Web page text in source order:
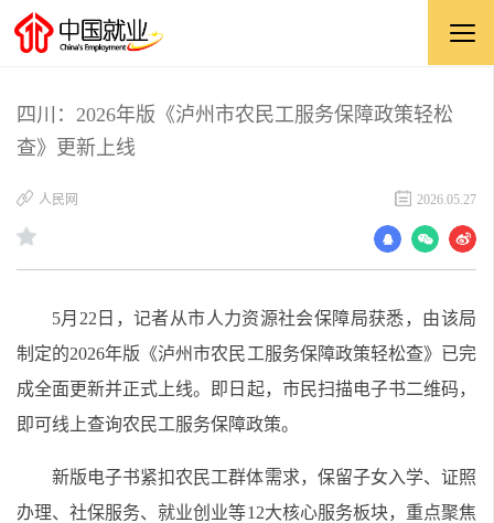
四川：2026年版《泸州市农民工服务保障政策轻松
查》更新上线
​人民网 2026.05.27
5月22日，记者从市人力资源社会保障局获悉，由该局
制定的2026年版《泸州市农民工服务保障政策轻松查》已完
成全面更新并正式上线。即日起，市民扫描电子书二维码，
即可线上查询农民工服务保障政策。
新版电子书紧扣农民工群体需求，保留子女入学、证照
办理、社保服务、就业创业等12大核心服务板块，重点聚焦